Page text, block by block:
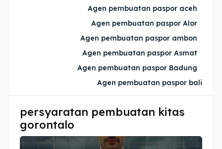
Imta
Legalisir
Imta
Legalisir
Agen pembuatan paspor aceh
Agen pembuatan paspor Alor
Agen pembuatan paspor ambon
Agen pembuatan paspor Asmat
Agen pembuatan paspor Badung
Agen pembuatan paspor bali
persyaratan pembuatan kitas
gorontalo